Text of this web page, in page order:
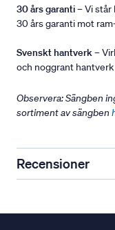
30 års garanti– Vi står
30 års garanti mot
Svenskt hantverk–
och noggrant
Observera: Sängben
sortiment av sängben
Recensioner